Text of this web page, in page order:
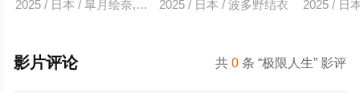
2025 / 日本 / 皐月绘奈,水田贤治2025 / 日本 / 波多野结衣 2025 / 日
共0 条 “极限人生” 影评
影片评论